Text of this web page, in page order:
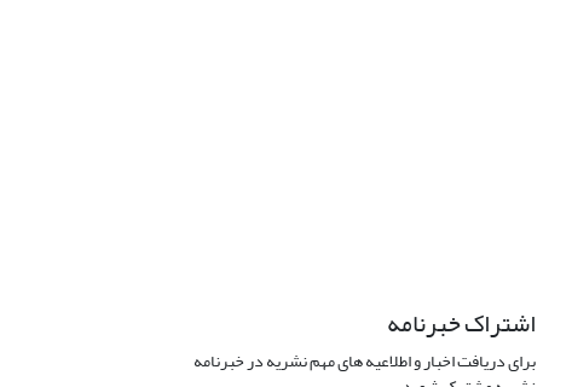
اشتراک خبرنامه
برای دریافت اخبار و اطلاعیه های مهم نشریه در خبرنامه